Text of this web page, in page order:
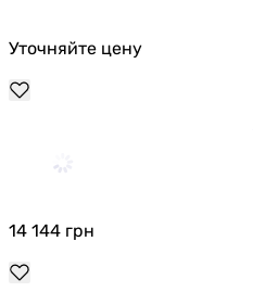
Уточняйте цену
14 144 грн